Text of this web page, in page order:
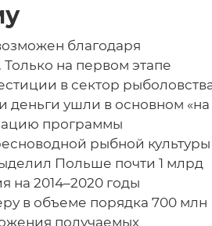
благодаря
на первом этапе
в сектор
деньги ушли в основном «на
программы
рыбной культуры
Польше почти 1 млрд
на 2014–2020 годы
в объеме порядка 700 млн
получаемых